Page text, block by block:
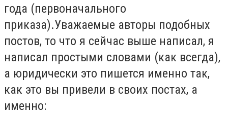
года (первоначального
приказа).Уважаемые авторы подобных
постов, то что я сейчас выше написал, я
написал простыми словами (как всегда),
а юридически это пишется именно так,
как это вы привели в своих постах, а
именно: